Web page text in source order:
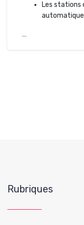
Les stations
…
Rubriques